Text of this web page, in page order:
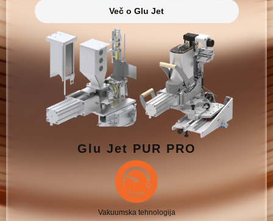
Več o Glu Jet
Glu Jet PUR PRO
Vakuumska tehnologija